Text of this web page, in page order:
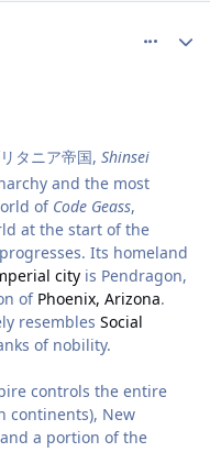
タニア帝国, Shinsei
and the most
of Code Geass,
at the start of the
Its homeland
city is Pendragon,
of Phoenix, Arizona.
resembles Social
of nobility.
controls the entire
continents), New
a portion of the